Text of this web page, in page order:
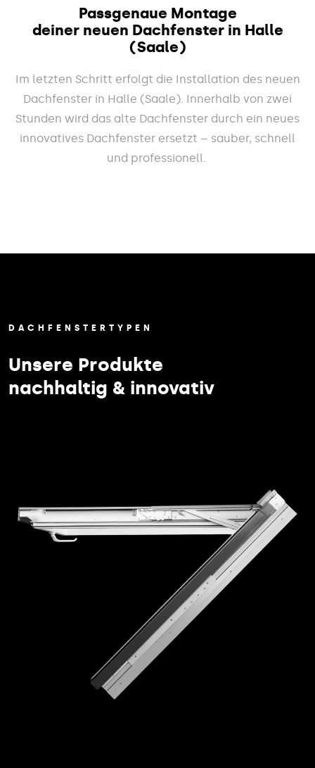
Passgenaue Montage
deiner neuen Dachfenster in Halle
(Saale)
Im letzten Schritt erfolgt die Installation des neuen
Dachfenster in Halle (Saale). Innerhalb von zwei
Stunden wird das alte Dachfenster durch ein neues
innovatives Dachfenster ersetzt – sauber, schnell
und professionell.
DACHFENSTERTYPEN
Unsere Produkte
nachhaltig & innovativ